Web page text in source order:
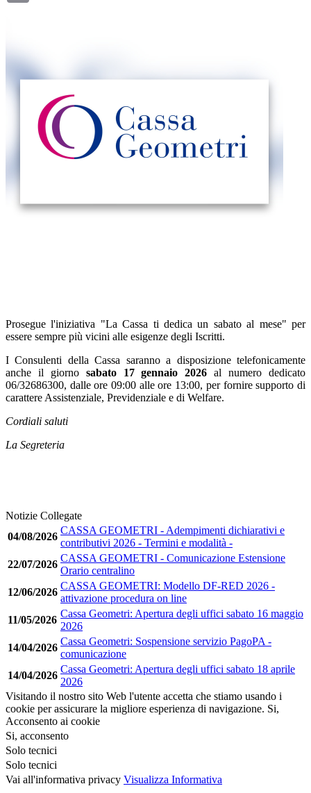
Prosegue l'iniziativa "La Cassa ti dedica un sabato al mese" per
essere sempre più vicini alle esigenze degli Iscritti.
I Consulenti della Cassa saranno a disposizione telefonicamente
anche il giorno sabato 17 gennaio 2026 al numero dedicato
06/32686300, dalle ore 09:00 alle ore 13:00, per fornire supporto di
carattere Assistenziale, Previdenziale e di Welfare.
Cordiali saluti
La Segreteria
Notizie Collegate
04/08/2026
CASSA GEOMETRI - Adempimenti dichiarativi e
contributivi 2026 - Termini e modalità -
22/07/2026
CASSA GEOMETRI - Comunicazione Estensione
Orario centralino
12/06/2026
CASSA GEOMETRI: Modello DF-RED 2026 -
attivazione procedura on line
11/05/2026
Cassa Geometri: Apertura degli uffici sabato 16 maggio
2026
14/04/2026
Cassa Geometri: Sospensione servizio PagoPA -
comunicazione
14/04/2026
Cassa Geometri: Apertura degli uffici sabato 18 aprile
2026
Visitando il nostro sito Web l'utente accetta che stiamo usando i
cookie per assicurare la migliore esperienza di navigazione. Si,
Acconsento ai cookie
Si, acconsento
Solo tecnici
Solo tecnici
Vai all'informativa privacy Visualizza Informativa